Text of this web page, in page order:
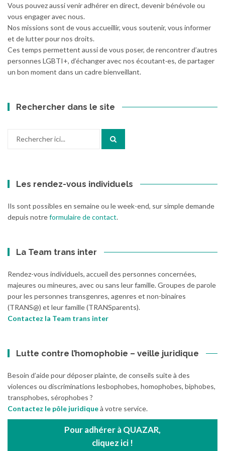
Vous pouvez aussi venir adhérer en direct, devenir bénévole ou
vous engager avec nous.
Nos missions sont de vous accueillir, vous soutenir, vous informer
et de lutter pour nos droits.
Ces temps permettent aussi de vous poser, de rencontrer d’autres
personnes LGBTI+, d’échanger avec nos écoutant·es, de partager
un bon moment dans un cadre bienveillant.
Rechercher dans le site
Les rendez-vous individuels
Ils sont possibles en semaine ou le week-end, sur simple demande
depuis notreformulaire de contact.
La Team trans inter
Rendez-vous individuels, accueil des personnes concernées,
majeures ou mineures, avec ou sans leur famille. Groupes de parole
pour les personnes transgenres, agenres et non-binaires
(TRANS@) et leur famille (TRANSparents).
Contactez la Team trans inter
Lutte contre l’homophobie – veille juridique
Besoin d’aide pour déposer plainte, de conseils suite à des
violences ou discriminations lesbophobes, homophobes, biphobes,
transphobes, sérophobes ?
Contactez le pôle juridiqueà votre service.
Pour adhérer à QUAZAR,
cliquez ici !